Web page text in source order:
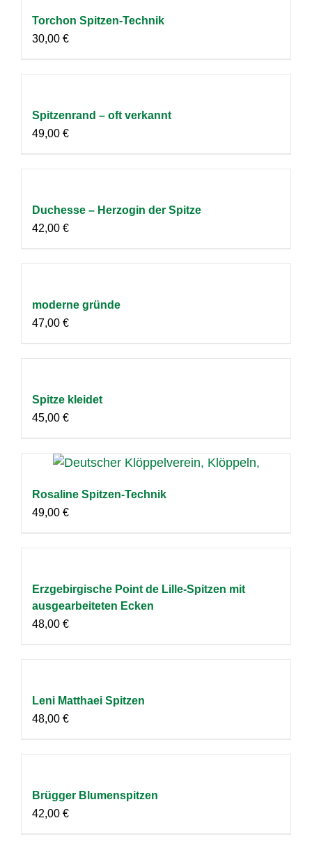
Torchon Spitzen-Technik
30,00 €
Spitzenrand – oft verkannt
49,00 €
Duchesse – Herzogin der Spitze
42,00 €
moderne gründe
47,00 €
Spitze kleidet
45,00 €
Rosaline Spitzen-Technik
49,00 €
Erzgebirgische Point de Lille-Spitzen mit
ausgearbeiteten Ecken
48,00 €
Leni Matthaei Spitzen
48,00 €
Brügger Blumenspitzen
42,00 €